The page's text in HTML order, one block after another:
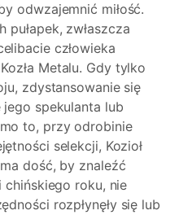
odwzajemnić miłość.
pułapek, zwłaszcza
człowieka
Metalu. Gdy tylko
zdystansowanie się
spekulanta lub
to, przy odrobinie
selekcji, Kozioł
dość, by znaleźć
roku, nie
rozpłynęły się lub